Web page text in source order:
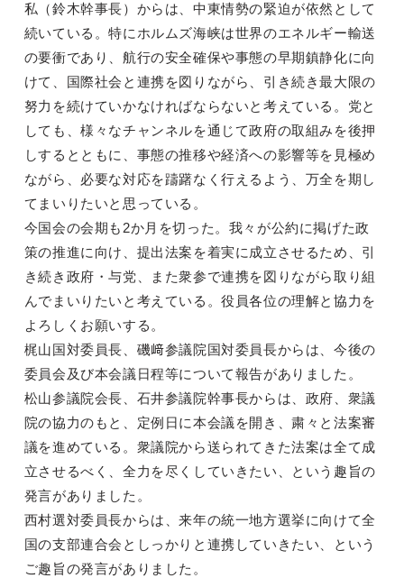
私（鈴木幹事長）からは、中東情勢の緊迫が依然として
続いている。特にホルムズ海峡は世界のエネルギー輸送
の要衝であり、航行の安全確保や事態の早期鎮静化に向
けて、国際社会と連携を図りながら、引き続き最大限の
努力を続けていかなければならないと考えている。党と
しても、様々なチャンネルを通じて政府の取組みを後押
しするとともに、事態の推移や経済への影響等を見極め
ながら、必要な対応を躊躇なく行えるよう、万全を期し
てまいりたいと思っている。
今国会の会期も2か月を切った。我々が公約に掲げた政
策の推進に向け、提出法案を着実に成立させるため、引
き続き政府・与党、また衆参で連携を図りながら取り組
んでまいりたいと考えている。役員各位の理解と協力を
よろしくお願いする。
梶山国対委員長、磯﨑参議院国対委員長からは、今後の
委員会及び本会議日程等について報告がありました。
松山参議院会長、石井参議院幹事長からは、政府、衆議
院の協力のもと、定例日に本会議を開き、粛々と法案審
議を進めている。衆議院から送られてきた法案は全て成
立させるべく、全力を尽くしていきたい、という趣旨の
発言がありました。
西村選対委員長からは、来年の統一地方選挙に向けて全
国の支部連合会としっかりと連携していきたい、という
ご趣旨の発言がありました。